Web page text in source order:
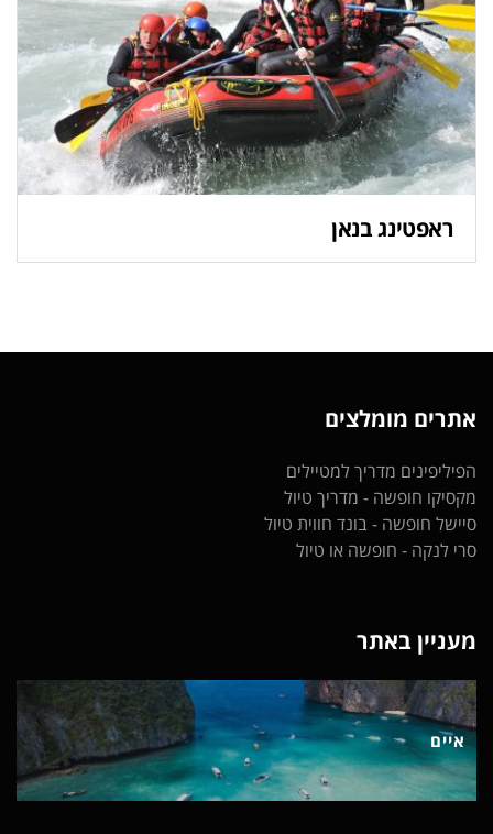
ראפטינג בנאן
אתרים מומלצים
הפיליפינים מדריך למטיילים
מקסיקו חופשה - מדריך טיול
סיישל חופשה - בונד חווית טיול
סרי לנקה - חופשה או טיול
מעניין באתר
איים